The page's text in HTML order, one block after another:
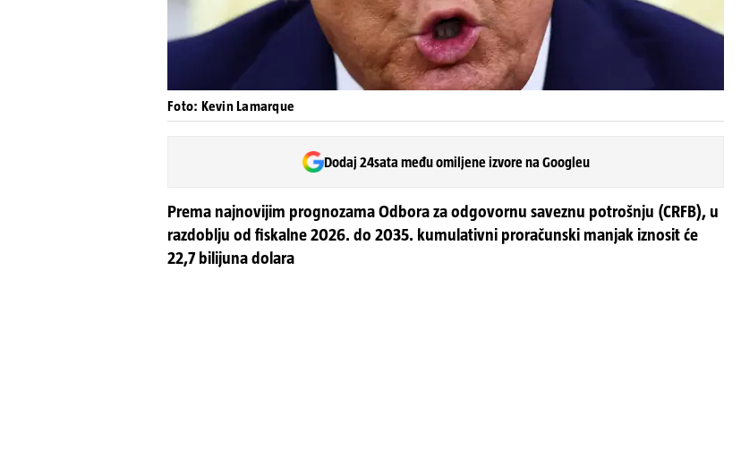
Foto: Kevin Lamarque
Dodaj 24sata među omiljene izvore na Googleu
Prema najnovijim prognozama Odbora za odgovornu saveznu potrošnju (CRFB), u
razdoblju od fiskalne 2026. do 2035. kumulativni proračunski manjak iznosit će
22,7 bilijuna dolara